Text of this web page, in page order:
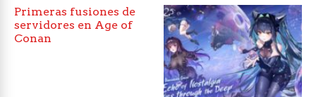
Primeras fusiones de
servidores en Age of
Conan